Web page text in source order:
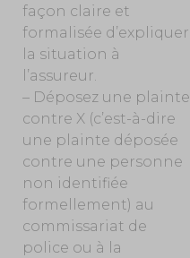
façon claire et
formalisée d’expliquer
la situation à
l’assureur.
– Déposez une plainte
contre X (c’est-à-dire
une plainte déposée
contre une personne
non identifiée
formellement) au
commissariat de
police ou à la